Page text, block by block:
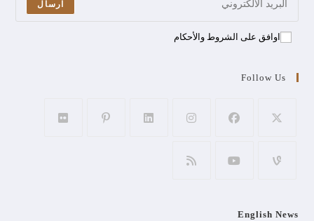
ارسال
اوافق على الشروط والأحكام
Follow Us
English News